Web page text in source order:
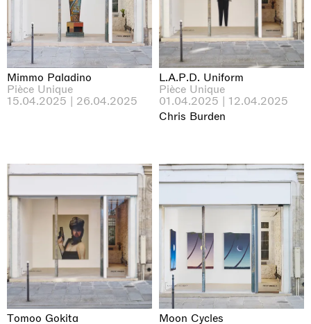
Mimmo Paladino
Pièce Unique
15.04.2025 | 26.04.2025
L.A.P.D. Uniform
Pièce Unique
01.04.2025 | 12.04.2025
Chris Burden
Tomoo Gokita
Moon Cycles